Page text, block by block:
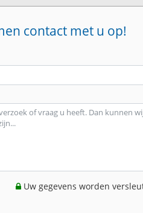
contact met u op!
Uw gegevens worden